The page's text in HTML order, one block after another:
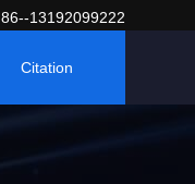
86--13192099222
Citation